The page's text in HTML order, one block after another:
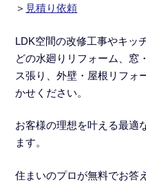
＞ 見積り依頼
LDK空間の改修工事やキッ
どの水廻りリフォーム
、
ス張り、外壁・屋根リフォ
かせください。
お客様の理想を叶える最適
ます。
住まいのプロが無料でお答